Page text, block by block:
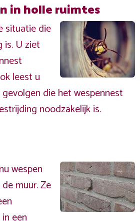
in holle ruimtes
situatie die
is. U ziet
leest u
die het wespennest
noodzakelijk is.
wespen
muur. Ze